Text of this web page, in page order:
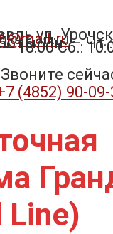
ул.
Пн. – Чт.:
18:00 Сб.:
Звоните
(4852) 90-09-
Line)